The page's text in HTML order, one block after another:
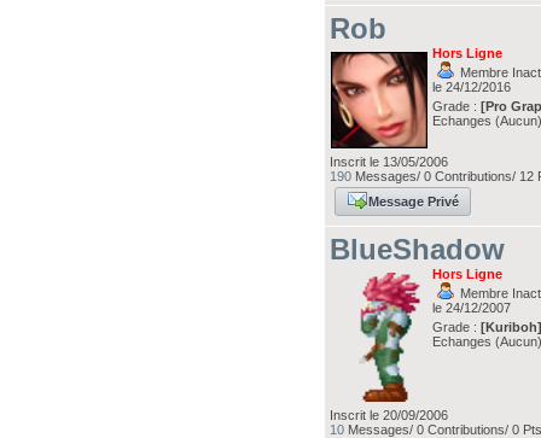
Rob
Hors Ligne
Membre
le 24/12/2016
Grade :[Pro
Echanges
Inscrit le 13/05/2006
190 Messages/ 0 Contributions/ 12
Message Privé
BlueShadow
Hors Ligne
Membre
le 24/12/2007
Grade :
Echanges
Inscrit le 20/09/2006
10 Messages/ 0 Contributions/ 0